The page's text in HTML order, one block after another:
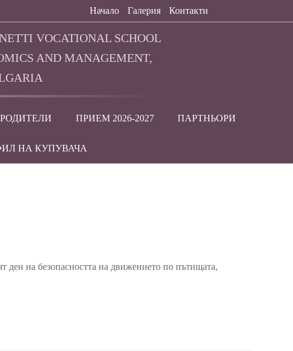
Начало Галерия Контакти
VOCATIONAL SCHOOL
AND MANAGEMENT,
РОДИТЕЛИ ПРИЕМ 2026-2027 ПАРТНЬОРИ
НА КУПУВАЧА
на безопасността на движението по пътищата,